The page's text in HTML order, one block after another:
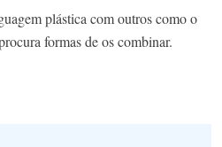
plástica com outros como o
formas de os combinar.